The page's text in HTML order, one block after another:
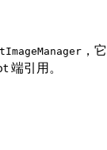
，
端引用。